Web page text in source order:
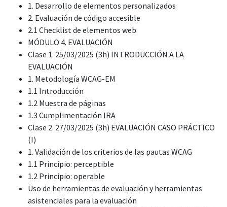
1. Desarrollo de elementos personalizados
2. Evaluación de código accesible
2.1 Checklist de elementos web
MÓDULO 4. EVALUACIÓN
Clase 1. 25/03/2025 (3h) INTRODUCCIÓN A LA
EVALUACIÓN
1. Metodología WCAG-EM
1.1 Introducción
1.2 Muestra de páginas
1.3 Cumplimentación IRA
Clase 2. 27/03/2025 (3h) EVALUACIÓN CASO PRÁCTICO
(I)
1. Validación de los criterios de las pautas WCAG
1.1 Principio: perceptible
1.2 Principio: operable
Uso de herramientas de evaluación y herramientas
asistenciales para la evaluación